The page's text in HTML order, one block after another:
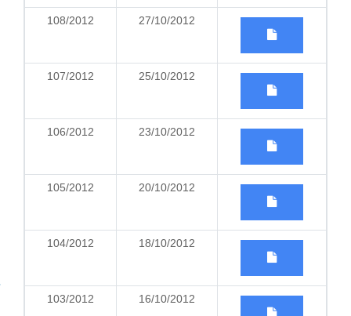
108/2012 27/10/2012
107/2012 25/10/2012
106/2012 23/10/2012
105/2012 20/10/2012
104/2012 18/10/2012
103/2012 16/10/2012